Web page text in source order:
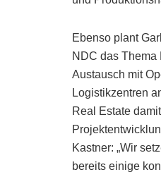
Ebenso plant
NDC das Thema
Austausch mit
Logistikzentren
Real Estate
Kastner: „Wir
bereits einige